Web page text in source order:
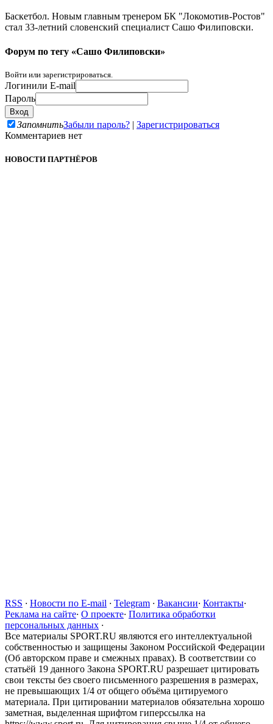
Баскетбол. Новым главным тренером БК "Локомотив-Ростов"
стал 33-летний словенский специалист Сашо Филиповски.
Форум по тегу «Сашо Филиповски»
Войти или зарегистрироваться.
Логинили E-mail
Пароль
ЗапомнитьЗабыли пароль? | Зарегистрироваться
Комментариев нет
НОВОСТИ ПАРТНЁРОВ
RSS · Новости по E-mail · Telegram · Вакансии· Контакты·
Реклама на сайте· О проекте· Политика обработки
персональных данных ·
Все материалы SPORT.RU являются его интеллектуальной
собственностью и защищены Законом Российской Федерации
(Об авторском праве и смежных правах). В соответствии со
статьёй 19 данного Закона SPORT.RU разрешает цитировать
свои тексты без своего письменного разрешения в размерах,
не превышающих 1/4 от общего объёма цитируемого
материала. При цитировании материалов обязательна хорошо
заметная, выделенная шрифтом гиперссылка на